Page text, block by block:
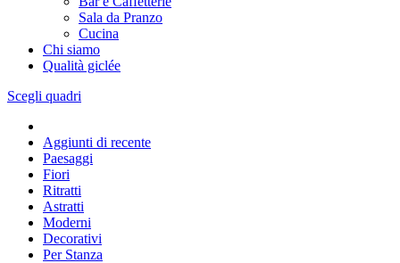
Sala da Pranzo
Cucina
Chi siamo
Qualità giclée
Scegli quadri
Aggiunti di recente
Paesaggi
Fiori
Ritratti
Astratti
Moderni
Decorativi
Per Stanza